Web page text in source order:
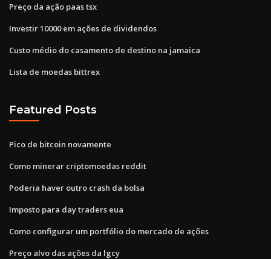
Preço da ação paas tsx
Investir 10000 em ações de dividendos
Custo médio do casamento de destino na jamaica
Lista de moedas bittrex
Featured Posts
Pico de bitcoin novamente
Como minerar criptomoedas reddit
Poderia haver outro crash da bolsa
Imposto para day traders eua
Como configurar um portfólio do mercado de ações
Preço alvo das ações da lgcy